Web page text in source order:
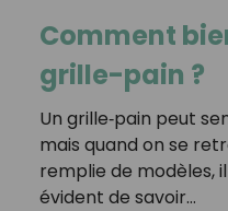
Comment
grille-pain ?
Un grille‑pain peut
mais quand on se
remplie de modèles,
évident de savoir…